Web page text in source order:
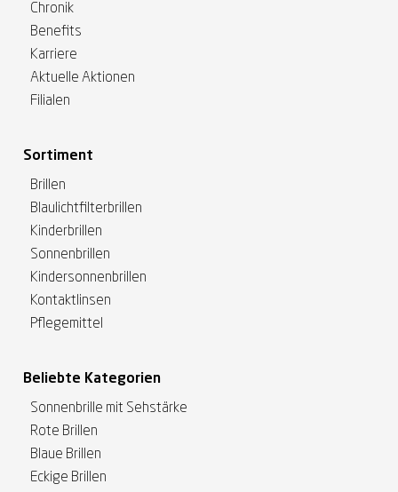
Chronik
Benefits
Karriere
Aktuelle Aktionen
Filialen
Sortiment
Brillen
Blaulichtfilterbrillen
Kinderbrillen
Sonnenbrillen
Kindersonnenbrillen
Kontaktlinsen
Pflegemittel
Beliebte Kategorien
Sonnenbrille mit Sehstärke
Rote Brillen
Blaue Brillen
Eckige Brillen